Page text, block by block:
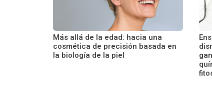
Más allá de la edad: hacia una
cosmética de precisión basada en
la biología de la piel